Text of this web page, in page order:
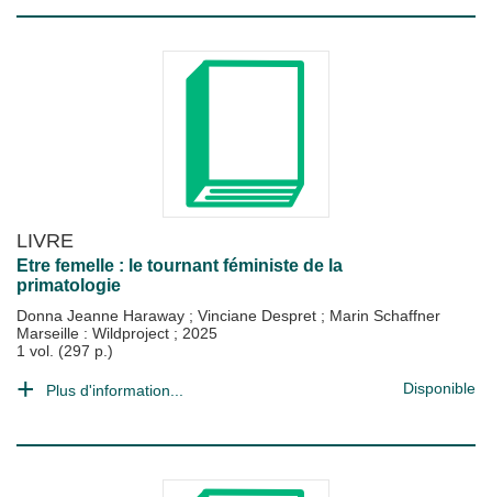
LIVRE
Etre femelle : le tournant féministe de la
primatologie
Donna Jeanne Haraway ; Vinciane Despret ; Marin Schaffner
Marseille : Wildproject ; 2025
1 vol. (297 p.)
Plus d'information... Disponible